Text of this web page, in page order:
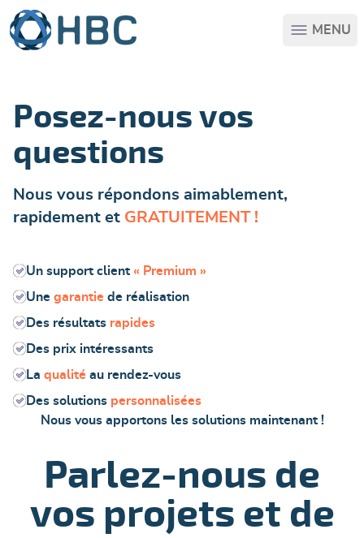
Passer au contenu principal
MENU
Posez-nous vos
questions
Nous vous répondons aimablement,
rapidement et GRATUITEMENT !
Un support client « Premium »
Une garantie de réalisation
Des résultats rapides
Des prix intéressants
La qualité au rendez-vous
Des solutions personnalisées
Nous vous apportons les solutions maintenant !
Parlez-nous de
vos projets et de